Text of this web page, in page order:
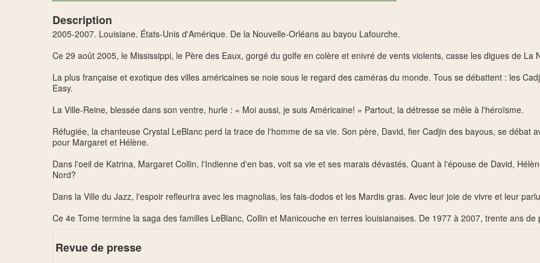
Description
2005-2007. Louisiane. États-Unis d'Amérique. De la Nouvelle-Orléans au bayou Lafourche.
Ce 29 août 2005, le Mississippi, le Père des Eaux, gorgé du golfe en colère et enivré de vents violents, casse les digues de La
La plus française et exotique des villes américaines se noie sous le regard des caméras du monde. Tous se débattent : les
Easy.
La Ville-Reine, blessée dans son ventre, hurle : « Moi aussi, je suis Américaine! » Partout, la détresse se mêle à l'héroïsme.
Réfugiée, la chanteuse Crystal LeBlanc perd la trace de l'homme de sa vie. Son père, David, fier Cadjin des bayous, se débat
pour Margaret et Hélène.
Dans l'oeil de Katrina, Margaret Collin, l'Indienne d'en bas, voit sa vie et ses marais dévastés. Quant à l'épouse de David,
Nord?
Dans la Ville du Jazz, l'espoir refleurira avec les magnolias, les fais-dodos et les Mardis gras. Avec leur joie de vivre et leur
Ce 4e Tome termine la saga des familles LeBlanc, Collin et Manicouche en terres louisianaises. De 1977 à 2007, trente ans de
Revue de presse